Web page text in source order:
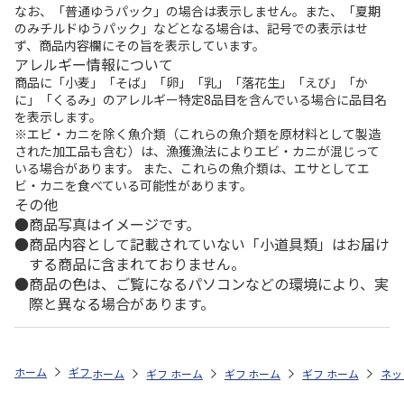
なお、「普通ゆうパック」の場合は表示しません。また、「夏期
のみチルドゆうパック」などとなる場合は、記号での表示はせ
ず、商品内容欄にその旨を表示しています。
アレルギー情報について
商品に「小麦」「そば」「卵」「乳」「落花生」「えび」「か
に」「くるみ」のアレルギー特定8品目を含んでいる場合に品目名
を表示します。
※エビ・カニを除く魚介類（これらの魚介類を原材料として製造
された加工品も含む）は、漁獲漁法によりエビ・カニが混じって
いる場合があります。 また、これらの魚介類は、エサとしてエ
ビ・カニを食べている可能性があります。
その他
商品写真はイメージです。
商品内容として記載されていない「小道具類」はお届け
する商品に含まれておりません。
商品の色は、ご覧になるパソコンなどの環境により、実
際と異なる場合があります。
ホーム ギフトストア お中元・夏ギフト特集 2026 おつまみ・お惣菜
ホーム ギフトストア お中元・夏ギフト特集 2026
ホーム ギフトストア お中元・夏ギフト
ホーム ギフトストア お
ホーム ネ